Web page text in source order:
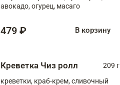
авокадо, огурец, масаго
479 ₽ В корзину
Креветка Чиз ролл
209 г
креветки, краб-крем, сливочный